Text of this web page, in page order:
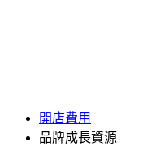
開店費用
品牌成長資源